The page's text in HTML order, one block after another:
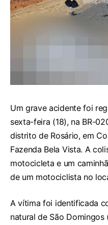
Um grave acidente foi
sexta-feira (18), na BR-
distrito de Rosário, em
Fazenda Bela Vista. A
motocicleta e um
de um motociclista no
A vítima foi identificada
natural de São